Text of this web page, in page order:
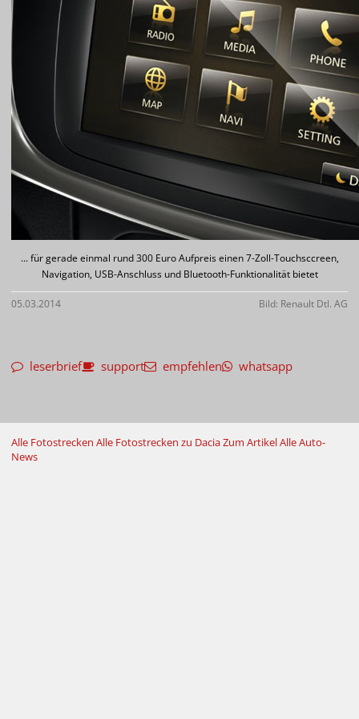
... für gerade einmal rund 300 Euro Aufpreis einen 7-Zoll-Touchsccreen,
Navigation, USB-Anschluss und Bluetooth-Funktionalität bietet
05.03.2014 Bild: Renault Dtl. AG
leserbrief support empfehlen whatsapp
Alle Fotostrecken Alle Fotostrecken zu DaciaZum ArtikelAlle Auto-
News